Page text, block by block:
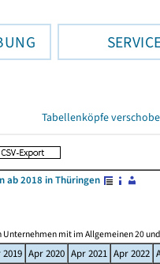
Tabellenköpfe
ab 2018 in Thüringen
mit im Allgemeinen 20
Apr 2020 Apr 2021 Apr 2022